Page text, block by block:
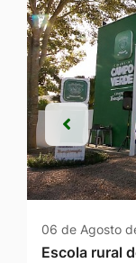
06 de Agosto
Escola rural
Anterior
Anterior